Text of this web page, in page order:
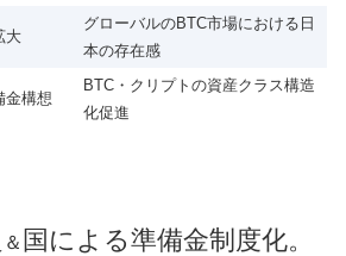
大
グローバルのBTC市場における日
本の存在感
構想
BTC・クリプトの資産クラス構造
化促進
国による準備金制度化。